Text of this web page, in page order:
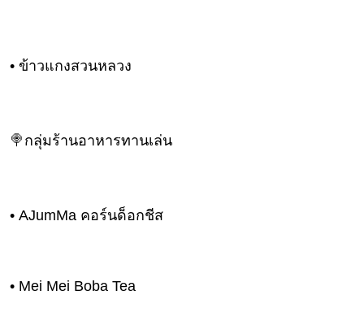
• ข้าวแกงสวนหลวง
🍭กลุ่มร้านอาหารทานเล่น
• AJumMa คอร์นด็อกชีส
• Mei Mei Boba Tea